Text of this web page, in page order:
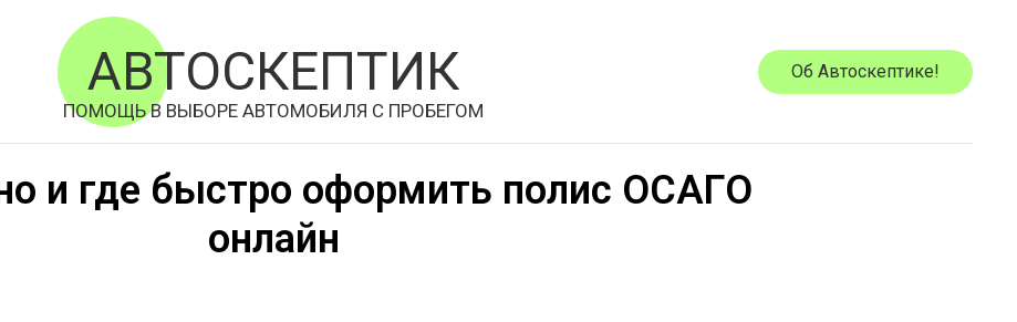
АВТОСКЕПТИК
ПОМОЩЬ В ВЫБОРЕ АВТОМОБИЛЯ С ПРОБЕГОМ
Об Автоскептике!
и где быстро оформить полис ОСАГО
онлайн